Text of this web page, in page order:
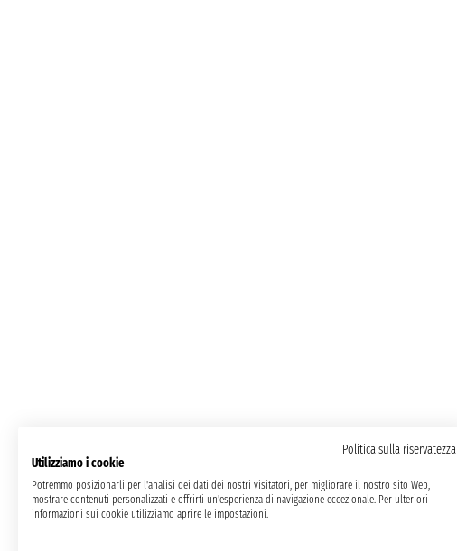
Politica sulla riservatezza
Utilizziamo i cookie
Potremmo posizionarli per l'analisi dei dati dei nostri visitatori, per migliorare il nostro sito Web,
mostrare contenuti personalizzati e offrirti un'esperienza di navigazione eccezionale. Per ulteriori
informazioni sui cookie utilizziamo aprire le impostazioni.